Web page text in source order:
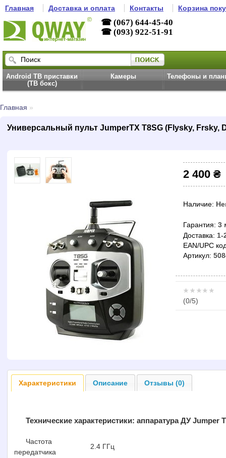
Главная Доставка и оплата Контакты Корзина
☎ (067) 644-45-40
☎ (093) 922-51-91
Android ТВ приставки
(ТВ бокс)
Камеры Телефоны и
Главная »
Универсальный пульт JumperTX T8SG (Flysky, Frsky,
2 400 ₴
Наличие:
Гарантия: 3
Доставка: 1-
EAN/UPC
Артикул:
(0/5)
Характеристики Описание Отзывы (0)
Технические характеристики:аппаратура ДУ Jumper
Частота
передатчика
2.4 ГГц